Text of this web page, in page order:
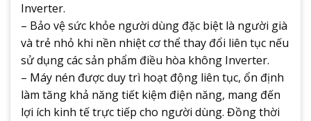
Inverter.
– Bảo vệ sức khỏe người dùng đặc biệt là người già
và trẻ nhỏ khi nền nhiệt cơ thể thay đổi liên tục nếu
sử dụng các sản phẩm điều hòa không Inverter.
– Máy nén được duy trì hoạt động liên tục, ổn định
làm tăng khả năng tiết kiệm điện năng, mang đến
lợi ích kinh tế trực tiếp cho người dùng. Đồng thời